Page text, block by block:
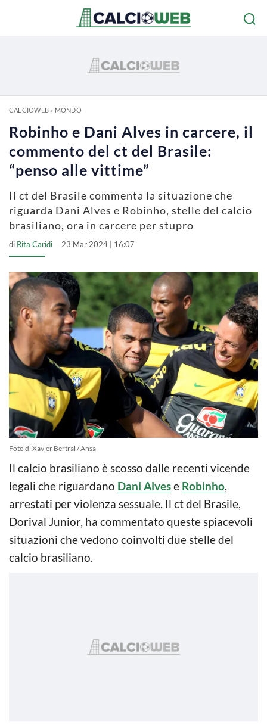
CALCIOWEB» MONDO
Robinho e Dani Alves in carcere, il
commento del ct del Brasile:
“penso alle vittime”
Il ct del Brasile commenta la situazione che
riguarda Dani Alves e Robinho, stelle del calcio
brasiliano, ora in carcere per stupro
di Rita Caridi 23 Mar 2024 | 16:07
Foto di Xavier Bertral / Ansa
Il calcio brasiliano è scosso dalle recenti vicende
legali che riguardano Dani Alvese Robinho,
arrestati per violenza sessuale. Il ct del Brasile,
Dorival Junior, ha commentato queste spiacevoli
situazioni che vedono coinvolti due stelle del
calcio brasiliano.